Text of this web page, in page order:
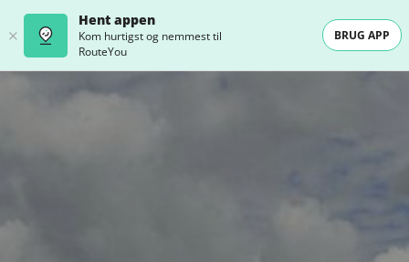
Hent appen
Kom hurtigst og nemmest til
RouteYou
BRUG APP